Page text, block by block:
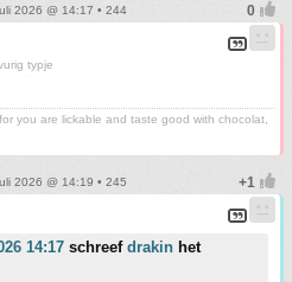
2026 @ 14:17 • 244
typje
you are lickable and taste good with chocolat,
2026 @ 14:19 • 245
14:17 schreef drakin het